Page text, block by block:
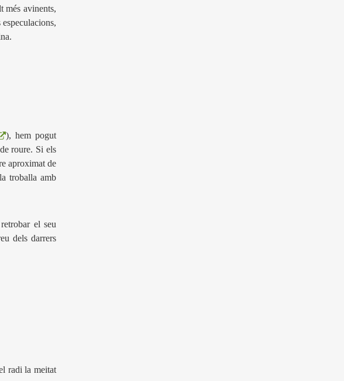
més avinents,
), hem pogut
roure. Si els
aproximat de
troballa amb
el seu
dels darrers
radi la meitat